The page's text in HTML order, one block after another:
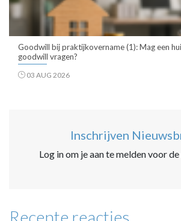
Goodwill bij praktijkovername (1): Mag een
goodwill vragen?
03 AUG 2026
Inschrijven
Log in om je aan te melden voor
Recente reacties